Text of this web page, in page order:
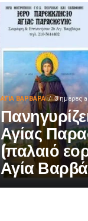
ΑΓΙΑ ΒΑΡΒΑΡΑ 3 ημέρες
Αγίας
(παλαιό
Αγία